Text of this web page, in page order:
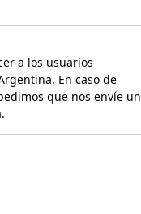
a los usuarios
En caso de
que nos envíe un